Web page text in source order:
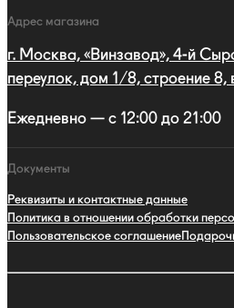
Адрес магазина
г. Москва, «Винзавод», 4-й
переулок, дом 1/8, строение 8,
Ежедневно — с 12:00 до 21:00
Документы
Реквизиты и контактные данные
Политика в отношении обработки
Пользовательское соглашение